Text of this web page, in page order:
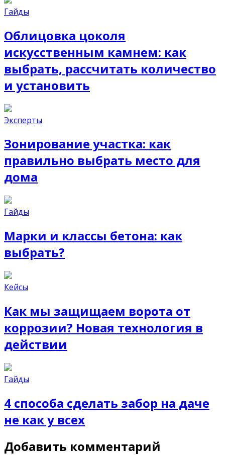
Гайды
Облицовка цоколя
искусственным камнем: как
выбрать, рассчитать количество
и установить
Эксперты
Зонирование участка: как
правильно выбрать место для
дома
Гайды
Марки и классы бетона: как
выбрать?
Кейсы
Как мы защищаем ворота от
коррозии? Новая технология в
действии
Гайды
4 способа сделать забор на даче
не как у всех
Добавить комментарий